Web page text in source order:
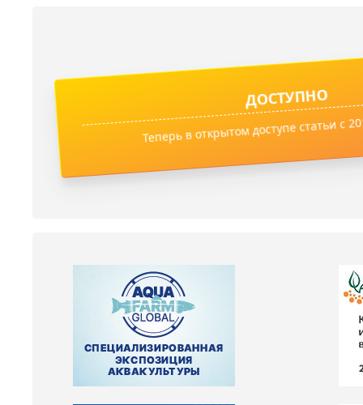
ДОСТУПНО
Теперь в открытом доступе статьи с